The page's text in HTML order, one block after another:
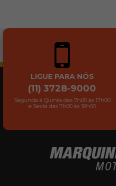
LIGUE PARA NÓS
(11) 3728-9000
Segunda à Quinta das 7h00 às 17h00
e Sexta das 7h00 às 16h00